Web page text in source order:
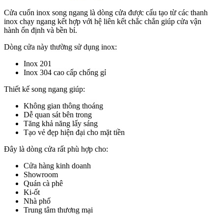
Cửa cuốn inox song ngang là dòng cửa được cấu tạo từ các thanh
inox chạy ngang kết hợp với hệ liên kết chắc chắn giúp cửa vận
hành ổn định và bền bỉ.
Dòng cửa này thường sử dụng inox:
Inox 201
Inox 304 cao cấp chống gỉ
Thiết kế song ngang giúp:
Không gian thông thoáng
Dễ quan sát bên trong
Tăng khả năng lấy sáng
Tạo vẻ đẹp hiện đại cho mặt tiền
Đây là dòng cửa rất phù hợp cho:
Cửa hàng kinh doanh
Showroom
Quán cà phê
Ki-ốt
Nhà phố
Trung tâm thương mại